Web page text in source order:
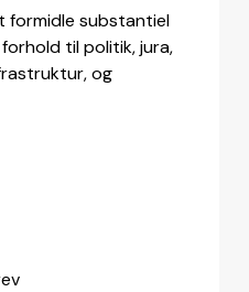
formidle substantiel
til politik, jura,
og